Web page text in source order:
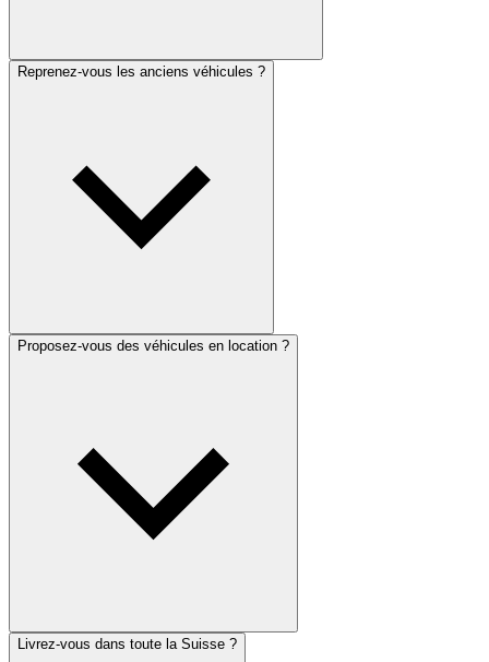
Reprenez-vous les anciens véhicules ?
Proposez-vous des véhicules en location ?
Livrez-vous dans toute la Suisse ?